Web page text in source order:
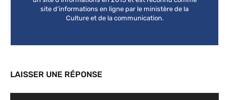
site d’informations en ligne par le ministère de la
Culture et de la communication.
LAISSER UNE RÉPONSE